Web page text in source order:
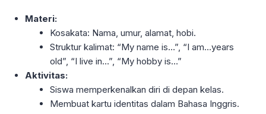
Materi:
Kosakata: Nama, umur, alamat, hobi.
Struktur kalimat: “My name is…”, “I am…years
old”, “I live in…”, “My hobby is…”
Aktivitas:
Siswa memperkenalkan diri di depan kelas.
Membuat kartu identitas dalam Bahasa Inggris.